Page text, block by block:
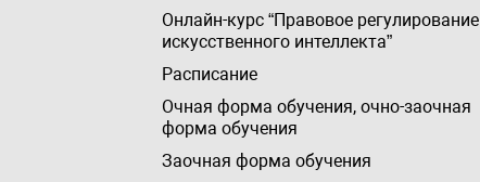
Онлайн-курс “Правовое регулирование
искусственного интеллекта”
Расписание
Очная форма обучения, очно-заочная
форма обучения
Заочная форма обучения